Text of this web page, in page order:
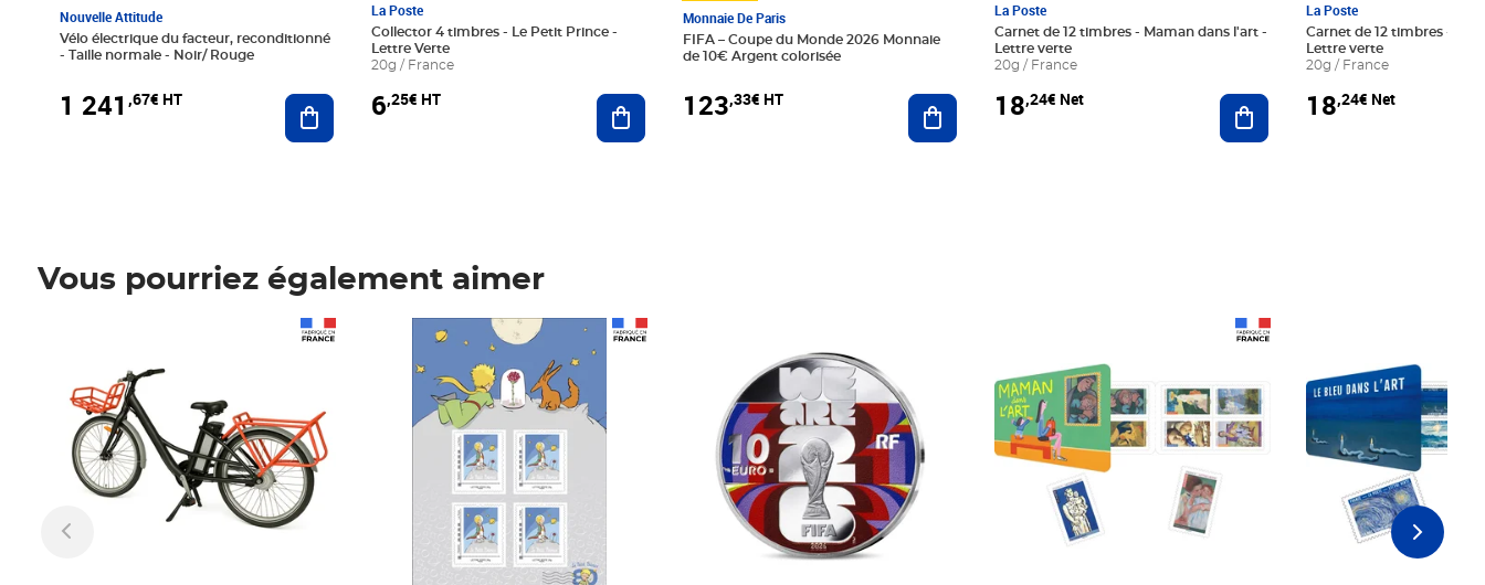
Nouvelle Attitude
Vélo électrique du facteur, reconditionné
- Taille normale - Noir/ Rouge
1 241 ,67€ HT Ajouter au panier
La Poste
Collector 4 timbres - Le Petit Prince -
Lettre Verte
20g / France
6,25€ HT Ajouter au panier
Monnaie De Paris
FIFA – Coupe du Monde 2026 Monnaie
de 10€ Argent colorisée
123,33€ HT Ajouter au panier
La Poste
Carnet de 12 timbres - Maman dans l'art -
Lettre verte
20g / France
18,24€ Net Ajouter au panier
La Poste
Carnet de 12 timbres - Le
Lettre verte
20g / France
18,24€ Net
Vous pourriez également aimer
Prix 6,25€ HT